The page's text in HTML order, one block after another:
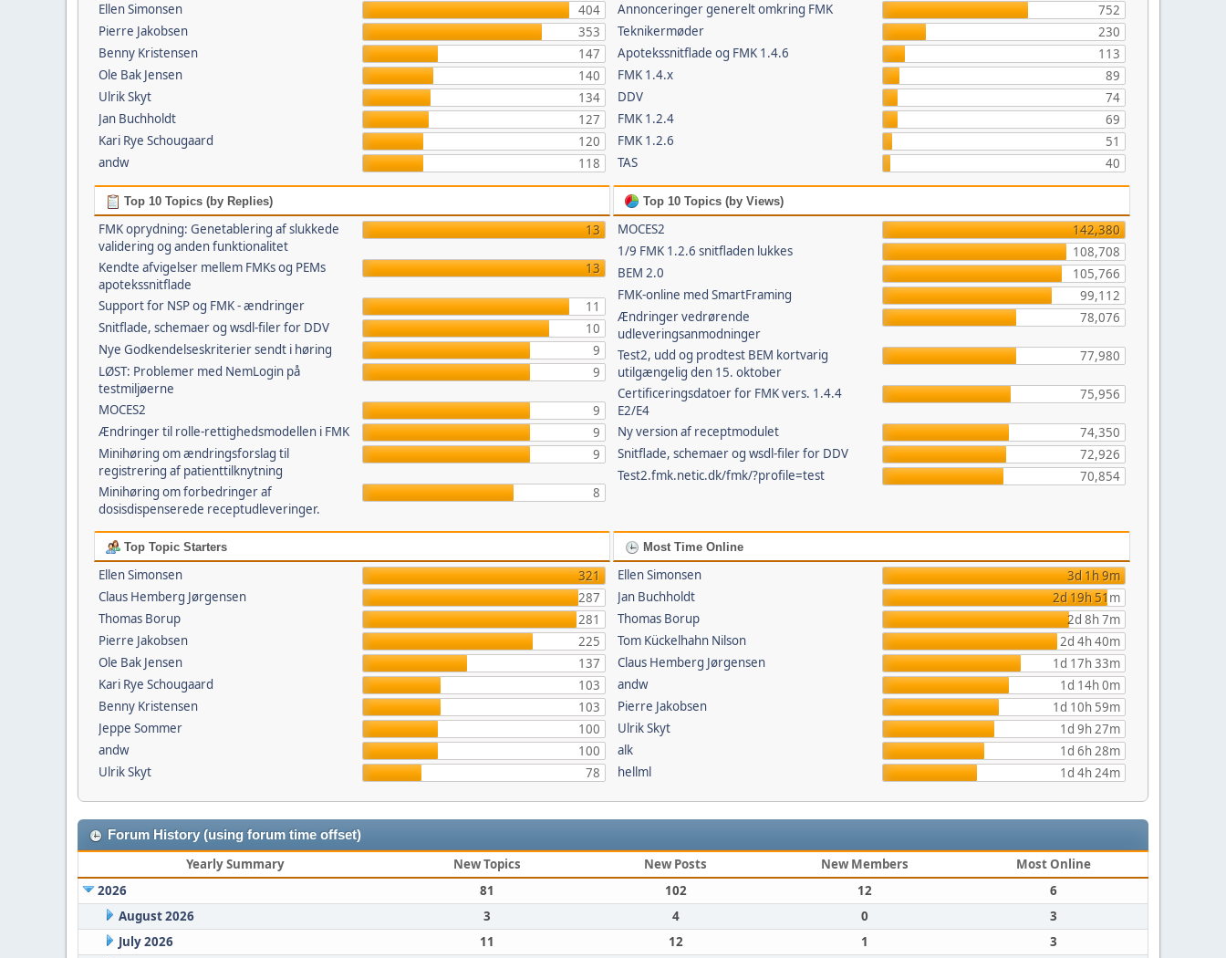
Ellen Simonsen
404
Pierre Jakobsen
353
Benny Kristensen
147
Ole Bak Jensen
140
Ulrik Skyt
134
Jan Buchholdt
127
Kari Rye Schougaard
120
andw
118
Annonceringer generelt omkring FMK
752
Teknikermøder
230
Apotekssnitflade og FMK 1.4.6
113
FMK 1.4.x
89
DDV
74
FMK 1.2.4
69
FMK 1.2.6
51
TAS
40
Top 10 Topics (by Replies)
FMK oprydning: Genetablering af slukkede
validering og anden funktionalitet
13
Kendte afvigelser mellem FMKs og PEMs
apotekssnitflade
13
Support for NSP og FMK - ændringer
11
Snitflade, schemaer og wsdl-filer for DDV
10
Nye Godkendelseskriterier sendt i høring
9
LØST: Problemer med NemLogin på
testmiljøerne
9
MOCES2
9
Ændringer til rolle-rettighedsmodellen i FMK
9
Minihøring om ændringsforslag til
registrering af patienttilknytning
9
Minihøring om forbedringer af
dosisdispenserede receptudleveringer.
8
Top 10 Topics (by Views)
MOCES2
142,380
1/9 FMK 1.2.6 snitfladen lukkes
108,708
BEM 2.0
105,766
FMK-online med SmartFraming
99,112
Ændringer vedrørende
udleveringsanmodninger
78,076
Test2, udd og prodtest BEM kortvarig
utilgængelig den 15. oktober
77,980
Certificeringsdatoer for FMK vers. 1.4.4
E2/E4
75,956
Ny version af receptmodulet
74,350
Snitflade, schemaer og wsdl-filer for DDV
72,926
Test2.fmk.netic.dk/fmk/?profile=test
70,854
Top Topic Starters
Ellen Simonsen
321
Claus Hemberg Jørgensen
287
Thomas Borup
281
Pierre Jakobsen
225
Ole Bak Jensen
137
Kari Rye Schougaard
103
Benny Kristensen
103
Jeppe Sommer
100
andw
100
Ulrik Skyt
78
Most Time Online
Ellen Simonsen
3d 1h 9m
Jan Buchholdt
2d 19h 51m
Thomas Borup
2d 8h 7m
Tom Kückelhahn Nilson
2d 4h 40m
Claus Hemberg Jørgensen
1d 17h 33m
andw
1d 14h 0m
Pierre Jakobsen
1d 10h 59m
Ulrik Skyt
1d 9h 27m
alk
1d 6h 28m
hellml
1d 4h 24m
Forum History (using forum time offset)
Yearly Summary New Topics New Posts New Members
Most Online
2026
81 102 12
6
August 2026
3 4 0
3
July 2026
11 12 1
3